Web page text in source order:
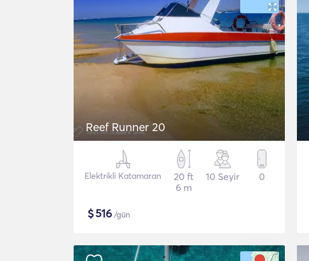
Reef Runner 20
Elektrikli Katamaran
20 ft
6 m
10 Seyir 0
$516/gün